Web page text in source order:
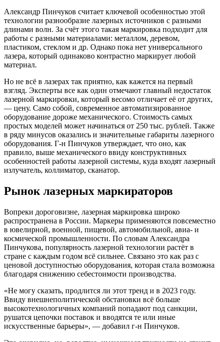
Александр Пинчуков считает ключевой особенностью этой
технологии разнообразие лазерных источников с разными
длинами волн. За счёт этого такая маркировка подходит для
работы с разными материалами: металлом, деревом,
пластиком, стеклом и др. Однако пока нет универсального
лазера, который одинаково контрастно маркирует любой
материал.
Но не всё в лазерах так приятно, как кажется на первый
взгляд. Эксперты все как один отмечают главный недостаток
лазерной маркировки, который весомо отличает её от других,
— цену. Само собой, современное автоматизированное
оборудование дороже механического. Стоимость самых
простых моделей может начинаться от 250 тыс. рублей. Также
в ряду минусов оказались и значительные габариты лазерного
оборудования. Г-н Пинчуков утверждает, что оно, как
правило, выше механического ввиду конструктивных
особенностей работы лазерной системы, куда входят лазерный
излучатель, коллиматор, сканатор.
Рынок лазерных маркираторов
Вопреки дороговизне, лазерная маркировка широко
распространена в России. Маркеры применяются повсеместно
в ювелирной, военной, пищевой, автомобильной, авиа- и
космической промышленности. По словам Александра
Пинчукова, популярность лазерной технологии растёт в
стране с каждым годом всё сильнее. Связано это как раз с
ценовой доступностью оборудования, которая стала возможна
благодаря снижению себестоимости производства.
«Не могу сказать, продлится ли этот тренд и в 2023 году.
Ввиду внешнеполитической обстановки всё больше
высокотехнологичных компаний попадают под санкции,
рушатся цепочки поставок и вводятся те или иные
искусственные барьеры», — добавил г-н Пинчуков.